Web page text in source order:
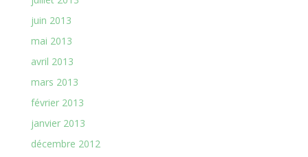
juin 2013
mai 2013
avril 2013
mars 2013
février 2013
janvier 2013
décembre 2012